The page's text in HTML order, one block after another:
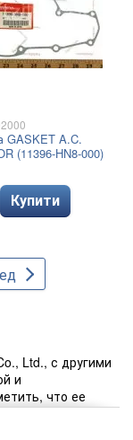
GASKET A.C.
(11396-HN8-000)
Купити
Ltd., с другими
и
что ее
чем у
компании